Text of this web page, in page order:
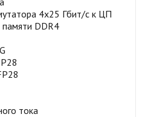
4x25 Гбит/с к ЦП
DDR4
тока